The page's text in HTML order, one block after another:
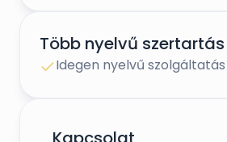
hozzájárulni, hogy a Ti Nagy
amilyennek megálmodtátok.
ott, és úgy ahogyan Ti
Több nyelvű szertartás
Idegen nyelvű szolgáltatás